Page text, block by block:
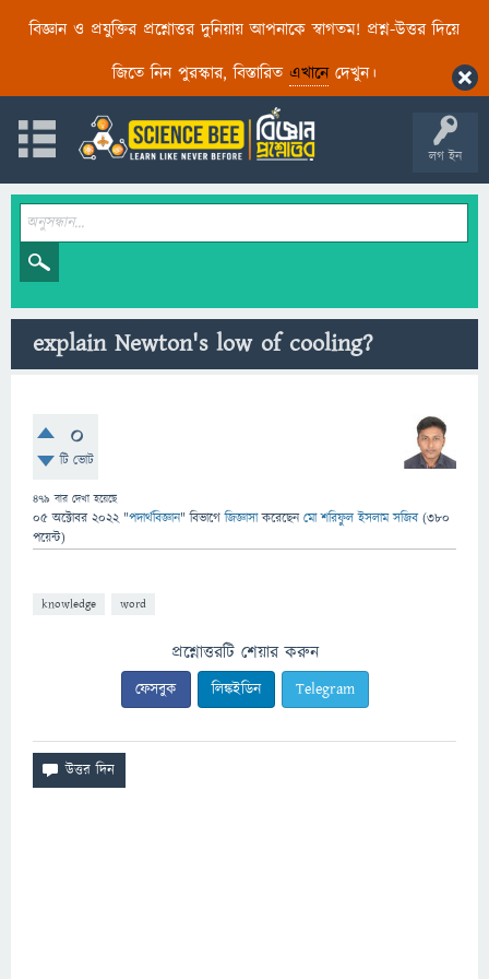
বিজ্ঞান ও প্রযুক্তির প্রশ্নোত্তর দুনিয়ায় আপনাকে স্বাগতম! প্রশ্ন-উত্তর দিয়ে
জিতে নিন পুরস্কার, বিস্তারিত এখানেদেখুন।
লগ ইন
explain Newton's low of cooling?
0
টি ভোট
479 বার দেখা হয়েছে
05 অক্টোবর 2022 "পদার্থবিজ্ঞান" বিভাগে জিজ্ঞাসাকরেছেনমো শরিফুল ইসলাম সজিব (380
পয়েন্ট)
knowledge word
প্রশ্নোত্তরটি শেয়ার করুন
ফেসবুক লিঙ্কইডিন Telegram